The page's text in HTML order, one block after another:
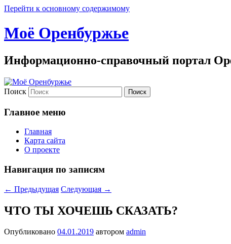
Перейти к основному содержимому
Моё Оренбуржье
Информационно-справочный портал
Поиск
Главное меню
Главная
Карта сайта
О проекте
Навигация по записям
← Предыдущая Следующая →
ЧТО ТЫ ХОЧЕШЬ СКАЗАТЬ?
Опубликовано 04.01.2019 автором admin